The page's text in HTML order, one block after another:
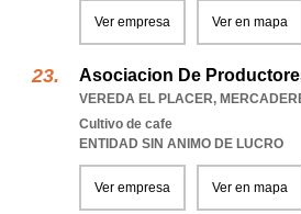
Ver empresa Ver en mapa
Asociacion De
VEREDA EL PLACER,
Cultivo de cafe
ENTIDAD SIN ANIMO DE LUCRO
Ver empresa Ver en mapa